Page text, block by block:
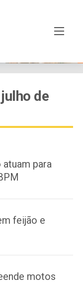
de
para
feijão e
motos